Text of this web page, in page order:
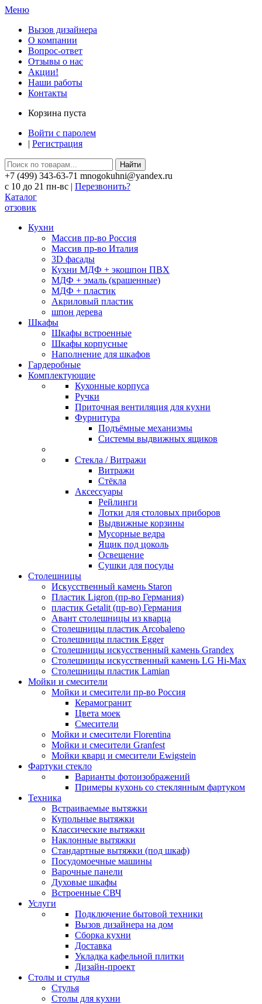
Меню
Вызов дизайнера
О компании
Вопрос-ответ
Отзывы о нас
Акции!
Наши работы
Контакты
Корзина пуста
Войти с паролем
| Регистрация
Найти
+7 (499) 343-63-71 mnogokuhni@yandex.ru
c 10 до 21 пн-вс | Перезвонить?
Каталог
отзовик
Кухни
Массив пр-во Россия
Массив пр-во Италия
3D фасады
Кухни МДФ + экошпон ПВХ
МДФ + эмаль (крашенные)
МДФ + пластик
Акриловый пластик
шпон дерева
Шкафы
Шкафы встроенные
Шкафы корпусные
Наполнение для шкафов
Гардеробные
Комплектующие
Кухонные корпуса
Ручки
Приточная вентиляция для кухни
Фурнитура
Подъёмные механизмы
Системы выдвижных ящиков
Стекла / Витражи
Витражи
Стёкла
Аксессуары
Рейлинги
Лотки для столовых приборов
Выдвижные корзины
Мусорные ведра
Ящик под цоколь
Освещение
Сушки для посуды
Столешницы
Искусственный камень Staron
Пластик Ligron (пр-во Германия)
пластик Getalit (пр-во) Германия
Авант столешницы из кварца
Столешницы пластик Arcobaleno
Столешницы пластик Egger
Столешницы искусственный камень Grandex
Столешницы искусственный камень LG Hi-Max
Столешницы пластик Lamian
Мойки и смесители
Мойки и смесители пр-во Россия
Керамогранит
Цвета моек
Смесители
Мойки и смесители Florentina
Мойки и смесители Granfest
Мойки кварц и смесители Ewigstein
Фартуки стекло
Варианты фотоизображений
Примеры кухонь со стеклянным фартуком
Техника
Встраиваемые вытяжки
Купольные вытяжки
Классические вытяжки
Наклонные вытяжки
Стандартные вытяжки (под шкаф)
Посудомоечные машины
Варочные панели
Духовые шкафы
Встроенные СВЧ
Услуги
Подключение бытовой техники
Вызов дизайнера на дом
Сборка кухни
Доставка
Укладка кафельной плитки
Дизайн-проект
Столы и стулья
Стулья
Столы для кухни